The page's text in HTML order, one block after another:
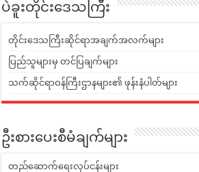
ပဲခူးတိုင်းဒေသကြီး
တိုင်းဒေသကြီးဆိုင်ရာအချက်အလက်များ
ပြည်သူများမှ တင်ပြချက်များ
သက်ဆိုင်ရာဝန်ကြီးဌာနများ၏ ဖုန်းနံပါတ်များ
ဦးစားပေးစီမံချက်များ
တည်ဆောက်ရေးလုပ်ငန်းများ